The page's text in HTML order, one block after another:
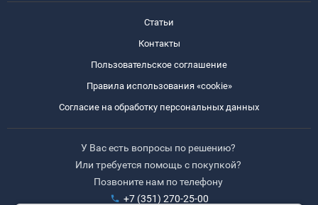
Статьи
Контакты
Пользовательское соглашение
Правила использования «cookie»
Согласие на обработку персональных данных
У Вас есть вопросы по решению?
Или требуется помощь с покупкой?
Позвоните нам по телефону
+7 (351) 270-25-00